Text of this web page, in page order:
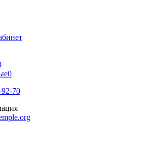
0
70